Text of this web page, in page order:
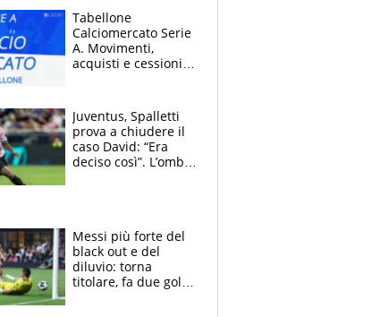
Tabellone
Calciomercato Serie
A. Movimenti,
acquisti e cessioni:
Juventus, Spalletti
prova a chiudere il
caso David: “Era
deciso così”. L’ombra
Messi più forte del
black out e del
diluvio: torna
titolare, fa due gol e